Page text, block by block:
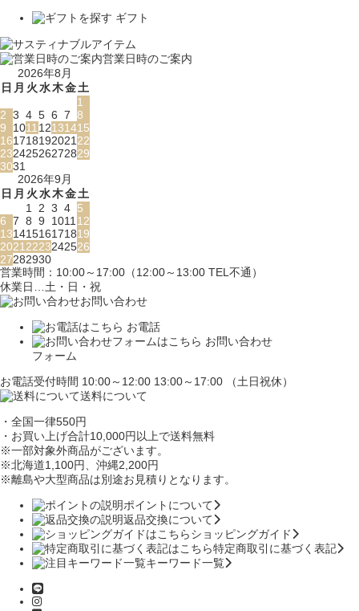
ギフト
営業日時のご案内
2026年8月
日 月 火水木金土
1
2 3 4 5 6 7 8
9
1011 12131415
161718192021 22
23242526272829
3031
2026年9月
日 月 火水木金土
1
2 3 4 5
6 7 8 9 1011 12
13141516171819
2021 2223242526
27282930
営業時間：10:00～17:00（12:00～13:00 TEL不通）
休業日…土・日・祝
お問い合わせ
お電話
お問い合わせ
フォーム
お電話受付時間 10:00～12:00 13:00～17:00 （土日祝休）
送料について
・全国一律550円
・お買い上げ合計10,000円 以上で送料無料
※一部対象外商品がございます。
※北海道1,100円
、沖縄2,200円
※離島や大型商品は別途お見積りとなります。
ポイントについて
返品交換について
ショッピングガイド
特定商取引に基づく表記
キーワード一覧